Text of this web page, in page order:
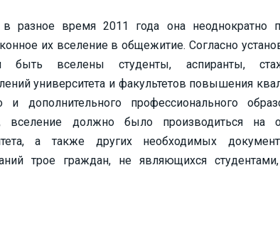
разное время 2011 года она неоднократно
их вселение в общежитие. Согласно
вселены студенты, аспиранты,
университета и факультетов повышения
и дополнительного профессионального
вселение должно было производиться на
а также других необходимых
трое граждан, не являющихся